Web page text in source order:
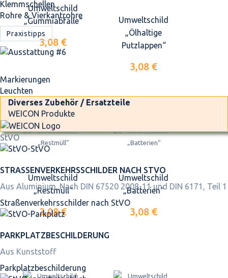
Klemmschellen
Rohre & Vierkantrohre
Praxistipps
Markierungen
Leuchten
Diverses Zubehör / Ersatzteile
WEICON Produkte
StVO
STRASSEN­VERKEHRS­SCHILDER NACH STVO
Aus Aluminium. Nach DIN 67520 2008-11 und DIN 6171, Teil 1
Straßen­verkehrs­schilder nach StVO
PARKPLATZ­BESCHILDERUNG
Aus Kunststoff
Parkplatz­beschilderung
Umweltschild
„Gummiabfälle“
3,08 €
Umweltschild
„Ölhaltige
Putzlappen“
3,08 €
Umweltschild
„Restmüll“
3,08 €
Umweltschild
„Batterien“
3,08 €